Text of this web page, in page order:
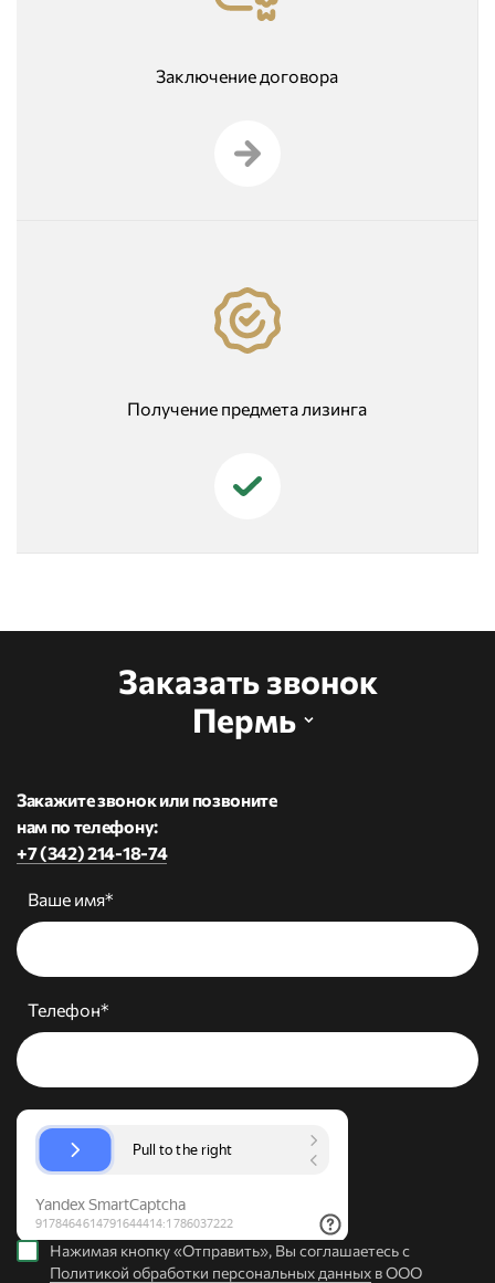
Заключение договора
Получение предмета лизинга
Заказать звонок
Пермь
Закажите звонок или позвоните
нам по телефону:
+7 (342) 214-18-74
Ваше имя*
Телефон*
Нажимая кнопку «Отправить», Вы соглашаетесь с
Политикой обработки персональных данных в ООО